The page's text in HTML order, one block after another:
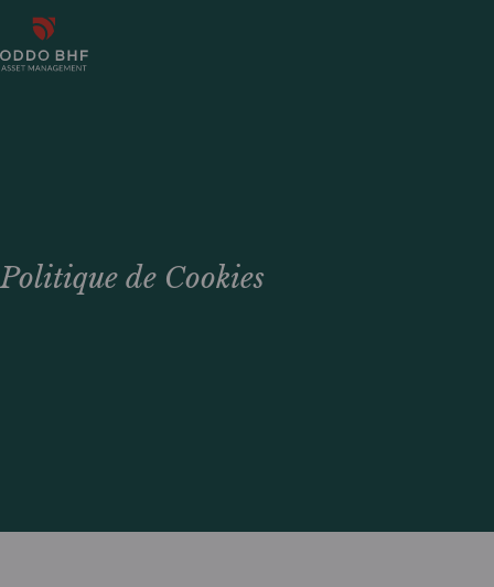
Politique de Cookies